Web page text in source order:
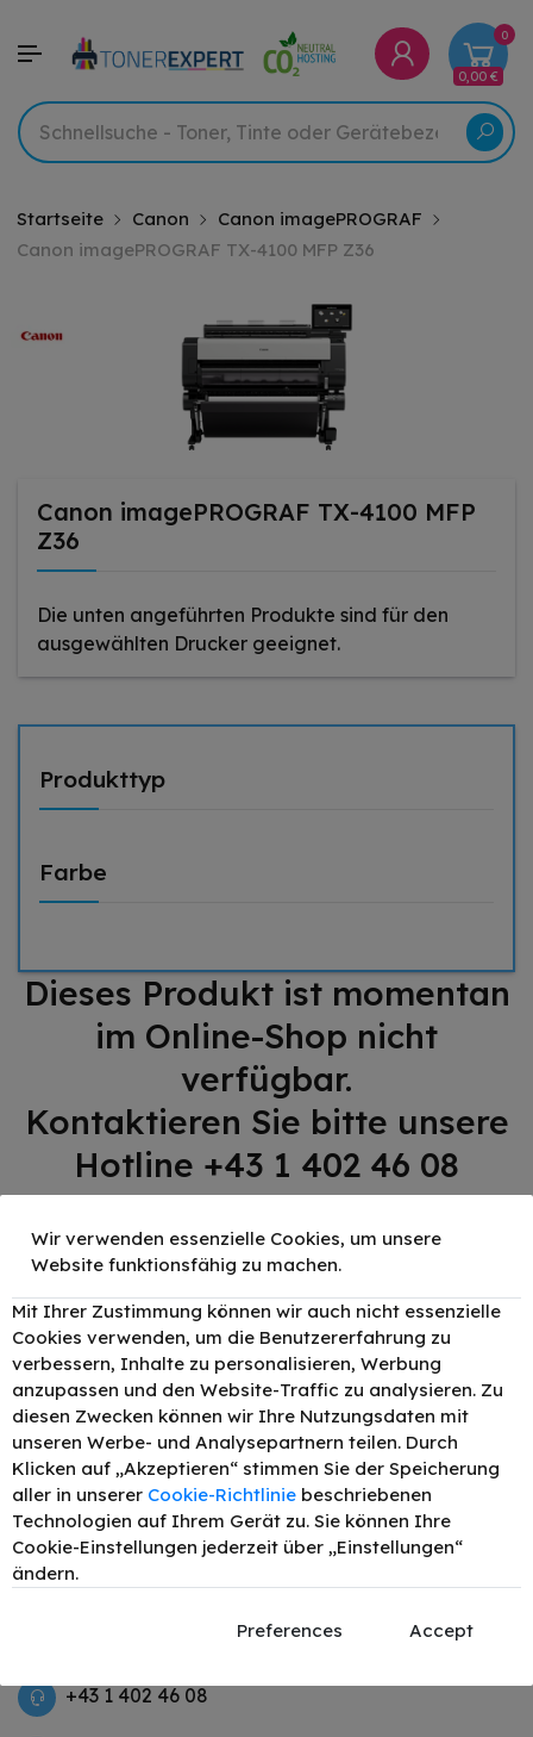
0
0,00 €
Startseite Canon
Canon imagePROGRAF
Canon imagePROGRAF TX-4100 MFP Z36
Canon imagePROGRAF TX-4100 MFP
Z36
Die unten angeführten Produkte sind für den
ausgewählten Drucker geeignet.
Produkttyp
Farbe
Dieses Produkt ist momentan
im Online-Shop nicht
verfügbar.
Kontaktieren Sie bitte unsere
Hotline +43 1 402 46 08
Rufen Sie uns an
Lerchenfelder Str. 78-80 1080 Wien
Mo – Do: 09:30 – 18:00 Uhr
+43 1 402 46 08
Wir verwenden essenzielle Cookies, um unsere
Website funktionsfähig zu machen.
Mit Ihrer Zustimmung können wir auch nicht essenzielle
Cookies verwenden, um die Benutzererfahrung zu
verbessern, Inhalte zu personalisieren, Werbung
anzupassen und den Website-Traffic zu analysieren. Zu
diesen Zwecken können wir Ihre Nutzungsdaten mit
unseren Werbe- und Analysepartnern teilen. Durch
Klicken auf „Akzeptieren“ stimmen Sie der Speicherung
aller in unserer Cookie-Richtlinie beschriebenen
Technologien auf Ihrem Gerät zu. Sie können Ihre
Cookie-Einstellungen jederzeit über „Einstellungen“
ändern.
Preferences Accept